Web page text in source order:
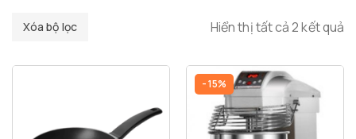
Xóa bộ lọc Hiển thị tất cả 2 kết quả
- 15%